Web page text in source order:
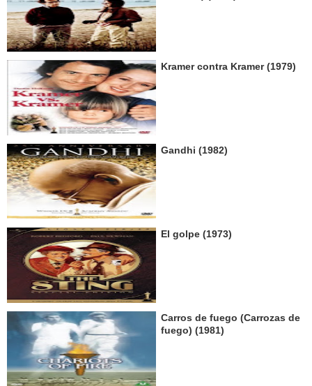
Kramer contra Kramer (1979)
Gandhi (1982)
El golpe (1973)
Carros de fuego (Carrozas de
fuego) (1981)